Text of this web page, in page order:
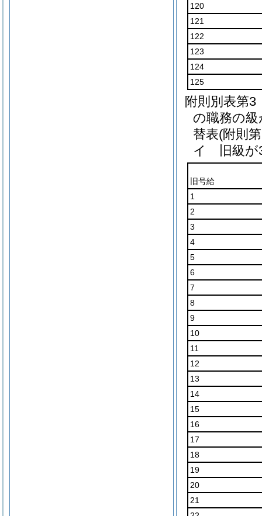
120
121
122
123
124
125
附則別表第3
の職務の
替表(附則
イ 旧級が
旧号給
1
2
3
4
5
6
7
8
9
10
11
12
13
14
15
16
17
18
19
20
21